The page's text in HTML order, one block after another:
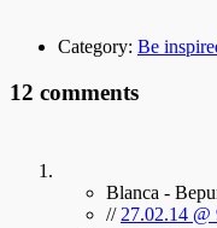
Category: Be
12 comments
Blanca -
// 27.02.14 @